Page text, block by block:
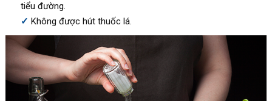
tiểu đường.
Không được hút thuốc lá.